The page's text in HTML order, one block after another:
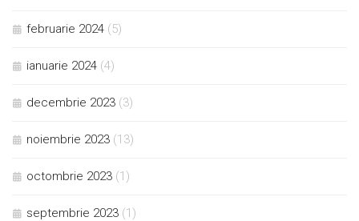
februarie 2024 (5)
ianuarie 2024 (4)
decembrie 2023 (3)
noiembrie 2023 (13)
octombrie 2023 (1)
septembrie 2023 (1)